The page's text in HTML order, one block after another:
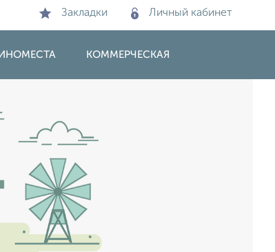
Закладки Личный кабинет
КОММЕРЧЕСКАЯ